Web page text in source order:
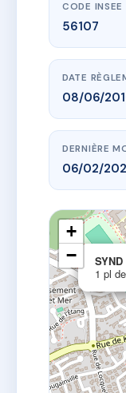
CODE INSEE
56107
DATE
08/06/
DERNIÈRE
06/02/
1 pl
+
−